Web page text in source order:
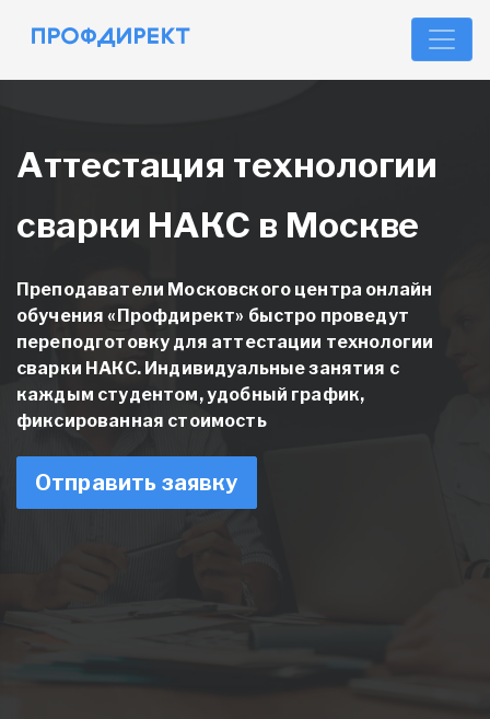
Аттестация технологии
сварки НАКС в Москве
Преподаватели Московского центра онлайн
обучения «Профдирект» быстро проведут
переподготовку для аттестации технологии
сварки НАКС. Индивидуальные занятия с
каждым студентом, удобный график,
фиксированная стоимость
Отправить заявку